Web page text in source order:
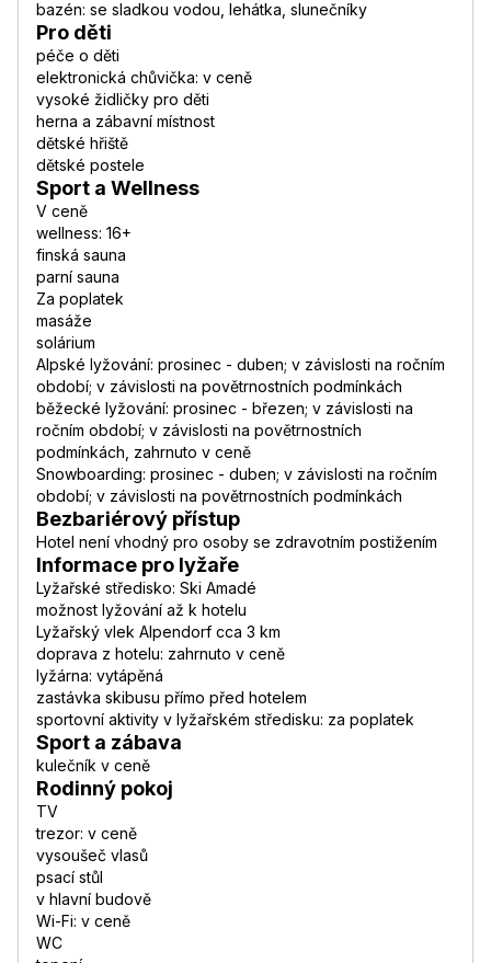
bazén: se sladkou vodou, lehátka, slunečníky
Pro děti
péče o děti
elektronická chůvička: v ceně
vysoké židličky pro děti
herna a zábavní místnost
dětské hřiště
dětské postele
Sport a Wellness
V ceně
wellness: 16+
finská sauna
parní sauna
Za poplatek
masáže
solárium
Alpské lyžování: prosinec - duben; v závislosti na ročním
období; v závislosti na povětrnostních podmínkách
běžecké lyžování: prosinec - březen; v závislosti na
ročním období; v závislosti na povětrnostních
podmínkách, zahrnuto v ceně
Snowboarding: prosinec - duben; v závislosti na ročním
období; v závislosti na povětrnostních podmínkách
Bezbariérový přístup
Hotel není vhodný pro osoby se zdravotním postižením
Informace pro lyžaře
Lyžařské středisko: Ski Amadé
možnost lyžování až k hotelu
Lyžařský vlek Alpendorf cca 3 km
doprava z hotelu: zahrnuto v ceně
lyžárna: vytápěná
zastávka skibusu přímo před hotelem
sportovní aktivity v lyžařském středisku: za poplatek
Sport a zábava
kulečník v ceně
Rodinný pokoj
TV
trezor: v ceně
vysoušeč vlasů
psací stůl
v hlavní budově
Wi-Fi: v ceně
WC